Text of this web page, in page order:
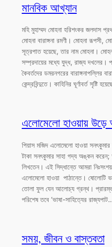
মানবিক আখ্যান
মহি মুহাম্মদ মোহনা হরিশংকর জলদাস
মোহনা বারাঙ্গনা রমণী। মোহনা রূপসী,
সূত্রপাত হয়েছে, তার নাম মোহনা।
সম্প্রদায়ের মধ্যে যুদ্ধ, রাজ্য দখলের।
কৈবর্তদের ডমরনগরের বারাঙ্গনাপল্লির
কেন্দ্রবিন্দুতে। কাহিনির ঘূর্ণাবর্ত সৃষ্টি
এলোমেলো হাওয়ায়
পিয়াস মজিদ এলোমেলো হাওয়া
টাকা সনৎকুমার সাহা গদ্য অঙ্কন করেন;
লিখতেন। এই সিদ্ধান্তে আমরা
এলোমেলো হাওয়া পাঠান্তে। ষোলোটি
তোলা ফুল যেন আলোচ্য গ্রন্থ। প্রারম্ভ
পরিশেষ তবে ‘ভাষা-সাহিত্যের
সময়, জীবন ও বাস্তবতা